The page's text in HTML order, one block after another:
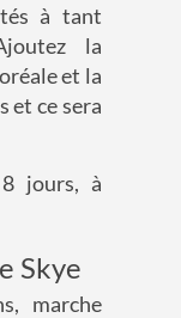
à tant
la
et la
et ce sera
8 jours, à
Skye
marche